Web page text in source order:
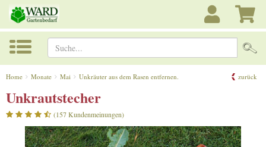
Suche...
Home Monate Mai Unkräuter aus dem Rasen entfernen. zurück
Unkrautstecher
(157 Kundenmeinungen)